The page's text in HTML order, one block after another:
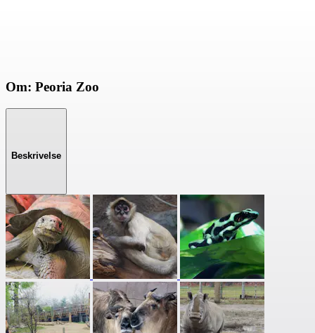
Om: Peoria Zoo
Beskrivelse